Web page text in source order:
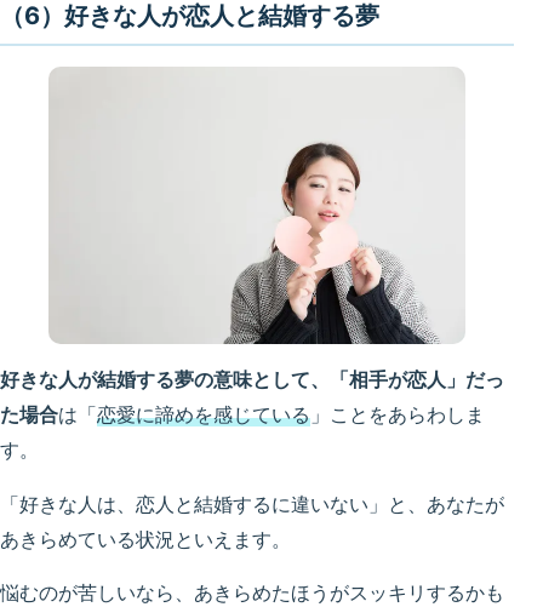
（6）好きな人が恋人と結婚する夢
好きな人が結婚する夢の意味として、「相手が恋人」だっ
た場合は「 恋愛に諦めを感じている 」ことをあらわしま
す。
「好きな人は、恋人と結婚するに違いない」と、あなたが
あきらめている状況といえます。
悩むのが苦しいなら、あきらめたほうがスッキリするかも